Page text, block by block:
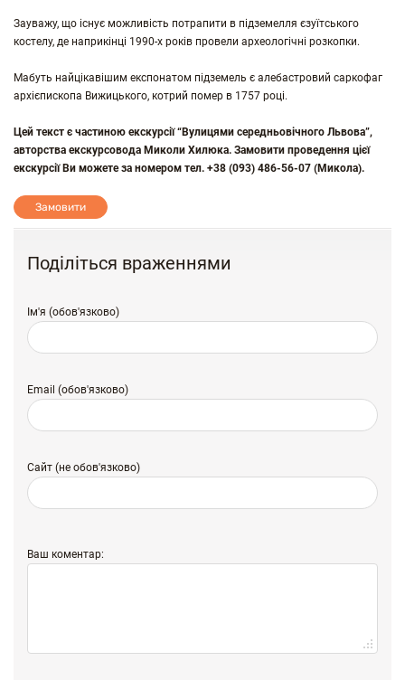
Зауважу, що існує можливість потрапити в підземелля єзуїтського
костелу, де наприкінці 1990-х років провели археологічні розкопки.
Мабуть найцікавішим експонатом підземель є алебастровий саркофаг
архієпископа Вижицького, котрий помер в 1757 році.
Цей текст є частиною екскурсії “Вулицями середньовічного Львова”,
авторства екскурсовода Миколи Хилюка. Замовити проведення цієї
екскурсії Ви можете за номером тел. +38 (093) 486-56-07 (Микола).
Замовити
Поділіться враженнями
Ім'я (обов'язково)
Email (обов'язково)
Сайт (не обов'язково)
Ваш коментар: